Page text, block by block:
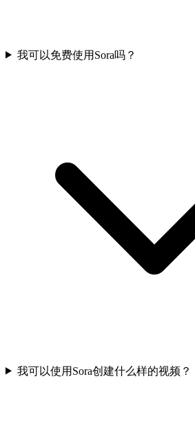
我可以免费使用Sora吗？
我可以使用Sora创建什么样的视频？